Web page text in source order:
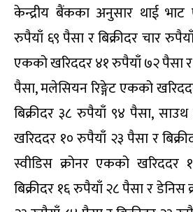
केन्द्रीय बैंकका अनुसार थाई
रुपैयाँ ६९ पैसा र बिक्रीदर चार
एकको खरिददर ४१ रुपैयाँ ७२ पैसा र
पैसा, मलेसियन रिङ्गेट एकको
बिक्रीदर ३८ रुपैयाँ ९४ पैसा,
खरिददर १० रुपैयाँ २३ पैसा र
स्वीडिस क्रोनर एकको
बिक्रीदर १६ रुपैयाँ २८ पैसा र